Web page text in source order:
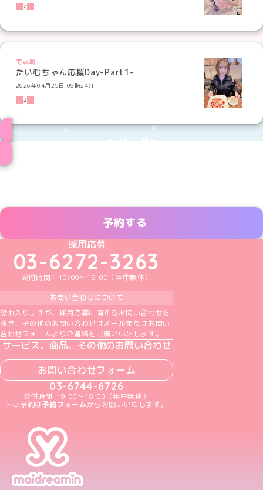
4
1
てぃあ
たいむちゃん応援Day-Part1-
2026年04月25日 09時24分
2
1
メイド一覧へ
予約する
めいどりーみんTikTok公式アカウント
めいどりーみんX公式アカウント
めいどりーみんInstagram公式アカウント
めいどりーみんFacebook公式アカウン
めいどりーみんYouTube公式アカ
採用応募
03-6272-3263
受付時間：10:00～19:00（年中無休）
お問い合わせについて
恐れ入りますが、採用応募に関するお問い合わせを
除き、その他のお問い合わせはメールまたはお問い
合わせフォームよりご連絡をお願いいたします。
サービス、商品、その他のお問い合わせ
お問い合わせフォーム
03-6744-6726
受付時間：9:00～18:00（年中無休）
＊ご予約は予約フォームからお願いいたします。